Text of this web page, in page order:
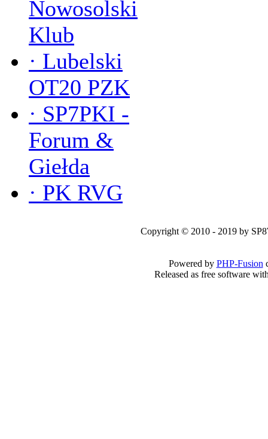
Nowosolski
Klub
· Lubelski
OT20 PZK
· SP7PKI -
Forum &
Giełda
· PK RVG
Copyright © 2010 - 2019 by
Powered by PHP-Fusion
Released as free software